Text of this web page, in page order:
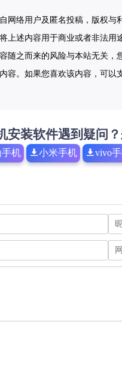
网络用户及匿名投稿，版权
上述内容用于商业或者非法
随之而来的风险与本站无关
容。如果您喜欢该内容，可以
安装软件遇到疑问
机 小米手机 vivo